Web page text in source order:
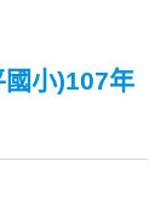
小)107年